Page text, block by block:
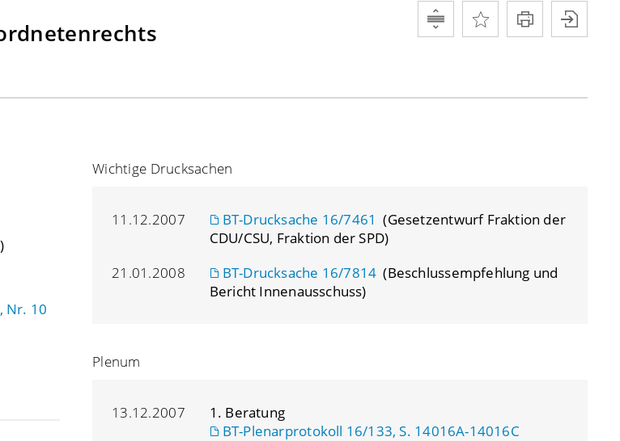
Nr. 10
Wichtige Drucksachen
11.12.2007 BT-Drucksache 16/7461 (Gesetzentwurf Fraktion der
CDU/CSU, Fraktion der SPD)
21.01.2008
BT-Drucksache 16/7814 (Beschlussempfehlung und
Bericht Innenausschuss)
Plenum
13.12.2007
1. Beratung
BT-Plenarprotokoll 16/133, S. 14016A-14016C